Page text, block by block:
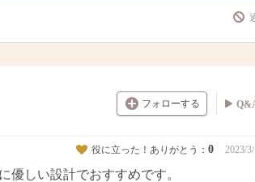
フォローする
役に立った！ありがとう： 0 2023/
優しい設計でおすすめです。